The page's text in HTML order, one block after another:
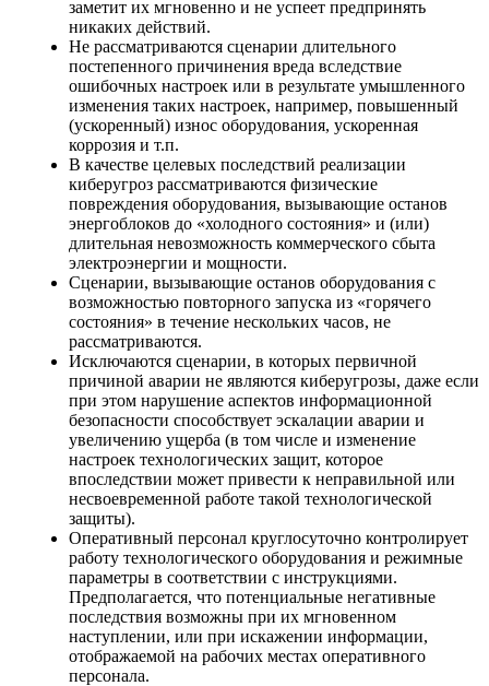
заметит их мгновенно и не успеет предпринять
никаких действий.
Не рассматриваются сценарии длительного
постепенного причинения вреда вследствие
ошибочных настроек или в результате умышленного
изменения таких настроек, например, повышенный
(ускоренный) износ оборудования, ускоренная
коррозия и т.п.
В качестве целевых последствий реализации
киберугроз рассматриваются физические
повреждения оборудования, вызывающие останов
энергоблоков до «холодного состояния» и (или)
длительная невозможность коммерческого сбыта
электроэнергии и мощности.
Сценарии, вызывающие останов оборудования с
возможностью повторного запуска из «горячего
состояния» в течение нескольких часов, не
рассматриваются.
Исключаются сценарии, в которых первичной
причиной аварии не являются киберугрозы, даже если
при этом нарушение аспектов информационной
безопасности способствует эскалации аварии и
увеличению ущерба (в том числе и изменение
настроек технологических защит, которое
впоследствии может привести к неправильной или
несвоевременной работе такой технологической
защиты).
Оперативный персонал круглосуточно контролирует
работу технологического оборудования и режимные
параметры в соответствии с инструкциями.
Предполагается, что потенциальные негативные
последствия возможны при их мгновенном
наступлении, или при искажении информации,
отображаемой на рабочих местах оперативного
персонала.